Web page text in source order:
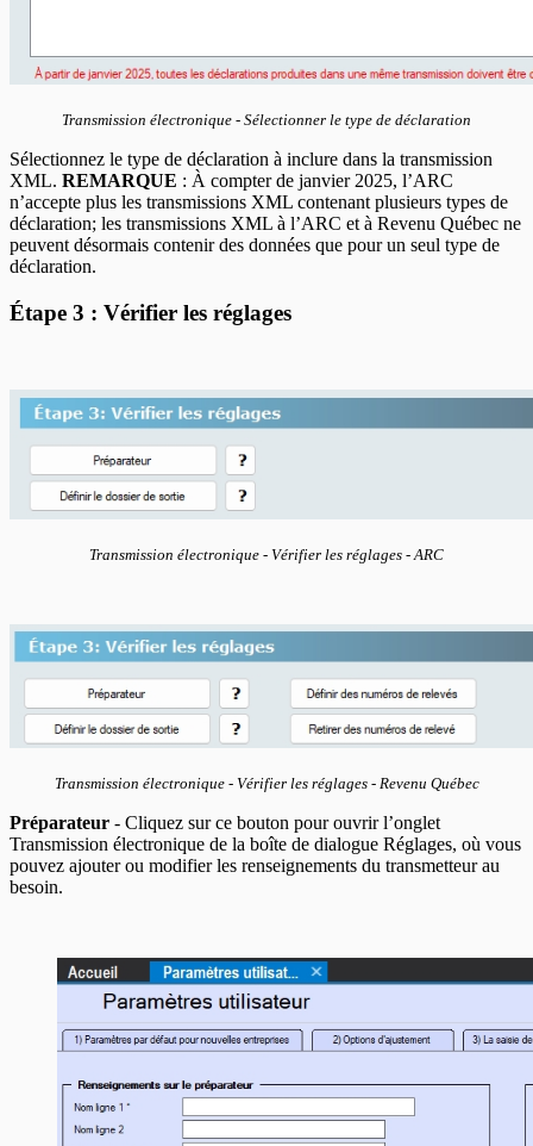
Transmission électronique - Sélectionner le type de déclaration
Sélectionnez le type de déclaration à inclure dans la transmission
XML. REMARQUE : À compter de janvier 2025, l’ARC
n’accepte plus les transmissions XML contenant plusieurs types de
déclaration; les transmissions XML à l’ARC et à Revenu Québec ne
peuvent désormais contenir des données que pour un seul type de
déclaration.
Étape 3 : Vérifier les réglages
Transmission électronique - Vérifier les réglages - ARC
Transmission électronique - Vérifier les réglages - Revenu Québec
Préparateur - Cliquez sur ce bouton pour ouvrir l’onglet
Transmission électronique de la boîte de dialogue Réglages, où vous
pouvez ajouter ou modifier les renseignements du transmetteur au
besoin.